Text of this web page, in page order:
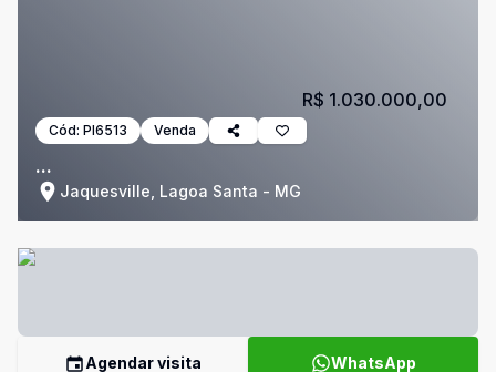
Cód: PI6513 Venda
...
Jaquesville, Lagoa Santa - MG
R$ 1.030.000,00
Agendar visita WhatsApp